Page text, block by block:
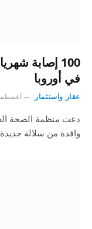
100 إصابة
في أوروبا
عقار واستثمار أغسطس 20,
دعت منظمة الصحة
وافدة من سلالة